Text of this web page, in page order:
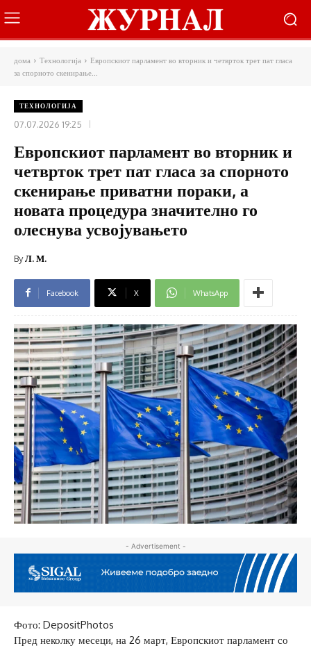
дома Технологија
Европскиот парламент во вторник и четврток трет пат гласа
за спорното скенирање...
ТЕХНОЛОГИЈА
07.07.2026 19:25
Европскиот парламент во вторник и
четврток трет пат гласа за спорното
скенирање приватни пораки, а
новата процедура значително го
олеснува усвојувањето
ByЛ. М.
Facebook X WhatsApp
- Advertisement -
Фото: DepositPhotos
Пред неколку месеци, на 26 март, Европскиот парламент со